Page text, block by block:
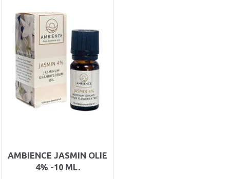
AMBIENCE JASMIN OLIE
4% -10 ML.